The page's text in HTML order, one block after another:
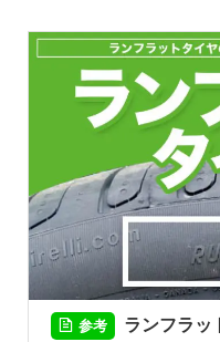
参考
ランフラッ